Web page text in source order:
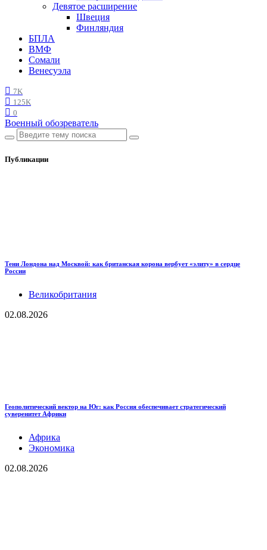
Девятое расширение
Швеция
Финляндия
БПЛА
ВМФ
Сомали
Венесуэла
7K
125K
0
Военный обозреватель
Публикации
Тени Лондона над Москвой: как британская корона вербует «элиту» в сердце
России
Великобритания
02.08.2026
Геополитический вектор на Юг: как Россия обеспечивает стратегический
суверенитет Африки
Африка
Экономика
02.08.2026